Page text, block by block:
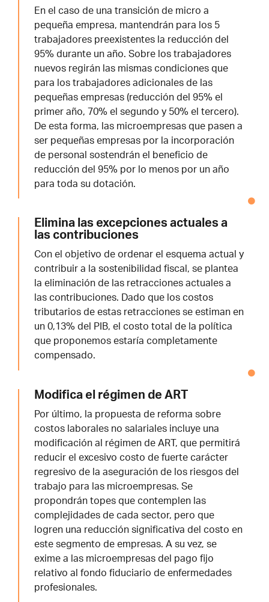
En el caso de una transición de micro a
pequeña empresa, mantendrán para los 5
trabajadores preexistentes la reducción del
95% durante un año. Sobre los trabajadores
nuevos regirán las mismas condiciones que
para los trabajadores adicionales de las
pequeñas empresas (reducción del 95% el
primer año, 70% el segundo y 50% el tercero).
De esta forma, las microempresas que pasen a
ser pequeñas empresas por la incorporación
de personal sostendrán el beneficio de
reducción del 95% por lo menos por un año
para toda su dotación.
Elimina las excepciones actuales a
las contribuciones
Con el objetivo de ordenar el esquema actual y
contribuir a la sostenibilidad fiscal, se plantea
la eliminación de las retracciones actuales a
las contribuciones. Dado que los costos
tributarios de estas retracciones se estiman en
un 0,13% del PIB, el costo total de la política
que proponemos estaría completamente
compensado.
Modifica el régimen de ART
Por último, la propuesta de reforma sobre
costos laborales no salariales incluye una
modificación al régimen de ART, que permitirá
reducir el excesivo costo de fuerte carácter
regresivo de la aseguración de los riesgos del
trabajo para las microempresas. Se
propondrán topes que contemplen las
complejidades de cada sector, pero que
logren una reducción significativa del costo en
este segmento de empresas. A su vez, se
exime a las microempresas del pago fijo
relativo al fondo fiduciario de enfermedades
profesionales.